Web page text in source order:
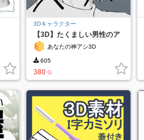
3Dキャラクター
【3D】たくましい男性のア
タリヘッド
あなたの神アシ3D
605
380 G